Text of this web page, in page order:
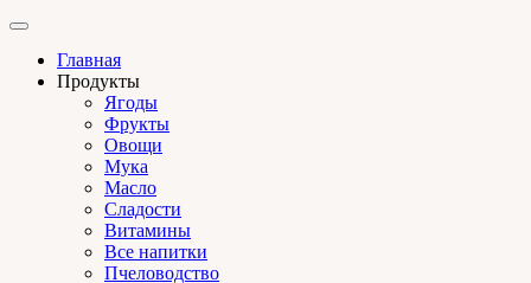
Главная
Продукты
Ягоды
Фрукты
Овощи
Мука
Масло
Сладости
Витамины
Все напитки
Пчеловодство